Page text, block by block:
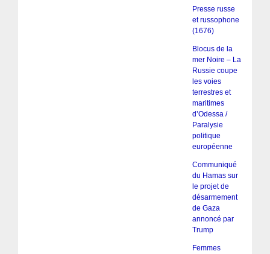
Presse russe
et russophone
(1676)
Blocus de la
mer Noire – La
Russie coupe
les voies
terrestres et
maritimes
d’Odessa /
Paralysie
politique
européenne
Communiqué
du Hamas sur
le projet de
désarmement
de Gaza
annoncé par
Trump
Femmes